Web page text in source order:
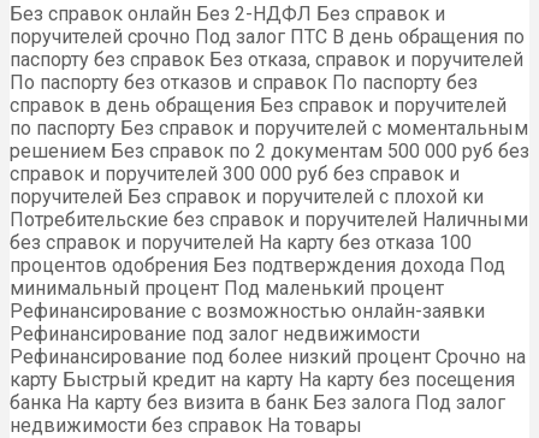
Без справок онлайн Без 2-НДФЛ Без справок и
поручителей срочно Под залог ПТС В день обращения по
паспорту без справок Без отказа, справок и поручителей
По паспорту без отказов и справок По паспорту без
справок в день обращения Без справок и поручителей
по паспорту Без справок и поручителей с моментальным
решением Без справок по 2 документам 500 000 руб без
справок и поручителей 300 000 руб без справок и
поручителей Без справок и поручителей с плохой ки
Потребительские без справок и поручителей Наличными
без справок и поручителей На карту без отказа 100
процентов одобрения Без подтверждения дохода Под
минимальный процент Под маленький процент
Рефинансирование с возможностью онлайн-заявки
Рефинансирование под залог недвижимости
Рефинансирование под более низкий процент Срочно на
карту Быстрый кредит на карту На карту без посещения
банка На карту без визита в банк Без залога Под залог
недвижимости без справок На товары